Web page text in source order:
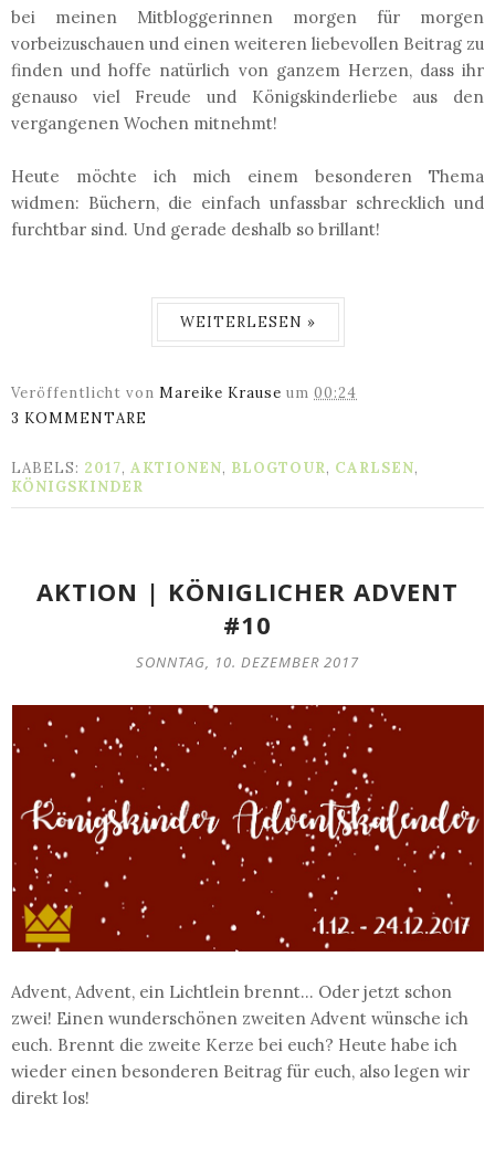
bei meinen Mitbloggerinnen morgen für morgen
vorbeizuschauen und einen weiteren liebevollen Beitrag zu
finden und hoffe natürlich von ganzem Herzen, dass ihr
genauso viel Freude und Königskinderliebe aus den
vergangenen Wochen mitnehmt!
Heute möchte ich mich einem besonderen Thema
widmen: Büchern, die einfach unfassbar schrecklich und
furchtbar sind. Und gerade deshalb so brillant!
WEITERLESEN »
Veröffentlicht von Mareike Krause um 00:24
3 KOMMENTARE
LABELS: 2017, AKTIONEN, BLOGTOUR, CARLSEN,
KÖNIGSKINDER
AKTION | KÖNIGLICHER ADVENT
#10
SONNTAG, 10. DEZEMBER 2017
Advent, Advent, ein Lichtlein brennt... Oder jetzt schon
zwei! Einen wunderschönen zweiten Advent wünsche ich
euch. Brennt die zweite Kerze bei euch? Heute habe ich
wieder einen besonderen Beitrag für euch, also legen wir
direkt los!